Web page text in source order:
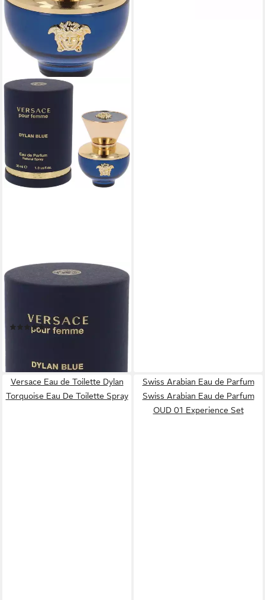
VERSACE
Eau de Parfum DYLAN BLUE
Note
(47)
Versace Eau de Toilette Dylan
Torquoise Eau De Toilette Spray
Swiss Arabian Eau de Parfum
Swiss Arabian Eau de Parfum
OUD 01 Experience Set